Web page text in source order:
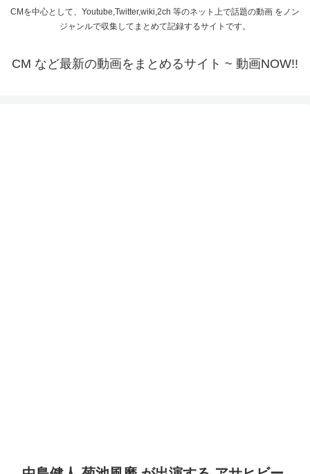
CMを中心として、Youtube,Twitter,wiki,2ch 等のネット上で話題の動画 をノン
ジャンルで収集してまとめて記録するサイトです。
CM など最新の動画をまとめるサイト ~ 動画NOW!!